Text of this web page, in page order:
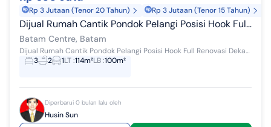
Rp 3 Jutaan (Tenor 20 Tahun) Rp 3 Jutaan (Tenor 15 Tahun)
Dijual Rumah Cantik Pondok Pelangi Posisi Hook Full Renovasi Dekat Tiban Centre
Batam Centre, Batam
Dijual Rumah Cantik Pondok Pelangi Posisi Hook Full Renovasi Dekat Tiban Centre Harga : 630Juta Nego Posisi: Hook Type 100m²/ Luas tanah: 114m...
3
2 1LT:114m²LB:100m²
Diperbarui 0 bulan lalu oleh
Husin Sun